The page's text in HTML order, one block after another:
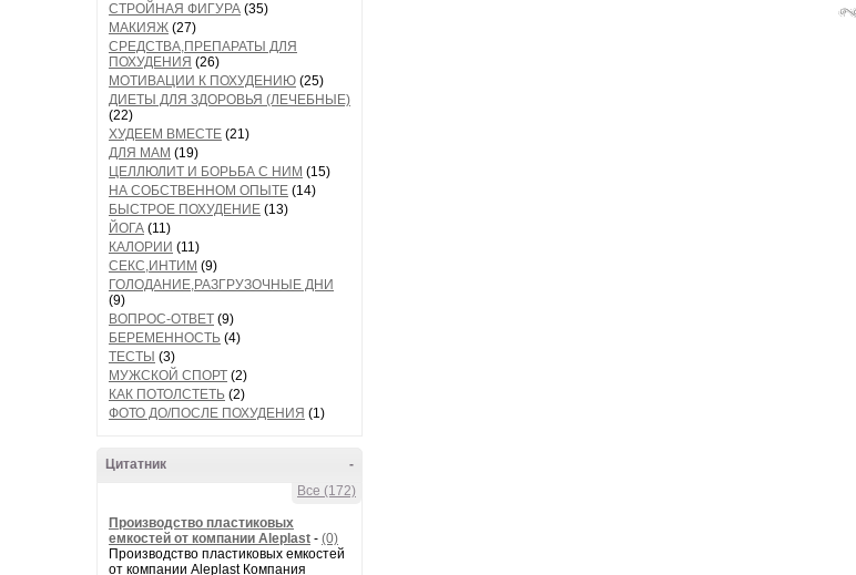
СТРОЙНАЯ ФИГУРА (35)
МАКИЯЖ (27)
СРЕДСТВА,ПРЕПАРАТЫ ДЛЯ
ПОХУДЕНИЯ (26)
МОТИВАЦИИ К ПОХУДЕНИЮ (25)
ДИЕТЫ ДЛЯ ЗДОРОВЬЯ (ЛЕЧЕБНЫЕ)
(22)
ХУДЕЕМ ВМЕСТЕ (21)
ДЛЯ МАМ (19)
ЦЕЛЛЮЛИТ И БОРЬБА С НИМ (15)
НА СОБСТВЕННОМ ОПЫТЕ (14)
БЫСТРОЕ ПОХУДЕНИЕ (13)
ЙОГА (11)
КАЛОРИИ (11)
СЕКС,ИНТИМ (9)
ГОЛОДАНИЕ,РАЗГРУЗОЧНЫЕ ДНИ
(9)
ВОПРОС-ОТВЕТ (9)
БЕРЕМЕННОСТЬ (4)
ТЕСТЫ (3)
МУЖСКОЙ СПОРТ (2)
КАК ПОТОЛСТЕТЬ (2)
ФОТО ДО/ПОСЛЕ ПОХУДЕНИЯ (1)
-
Цитатник
Все (172)
Производство пластиковых
емкостей от компании Aleplast - (0)
Производство пластиковых емкостей
от компании Aleplast Компания